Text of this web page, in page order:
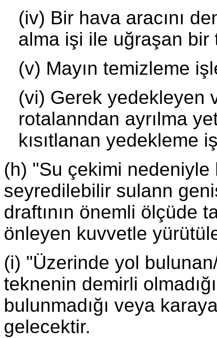
(iv) Bir hava aracını
alma işi ile uğraşan bir
(v) Mayın temizleme
(vi) Gerek yedekleyen
rotalanndan ayrılma
kısıtlanan yedekleme
(h) "Su çekimi nedeniyle
seyredilebilir sulann
draftının önemli ölçüde
önleyen kuvvetle
(i) "Üzerinde yol
teknenin demirli
bulunmadığı veya
gelecektir.